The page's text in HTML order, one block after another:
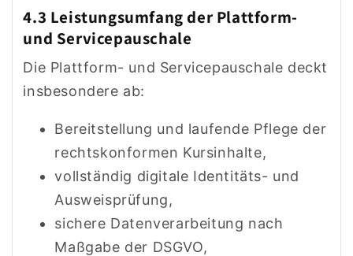
4.3 Leistungsumfang der Plattform-
und Servicepauschale
Die Plattform- und Servicepauschale deckt
insbesondere ab:
Bereitstellung und laufende Pflege der
rechtskonformen Kursinhalte,
vollständig digitale Identitäts- und
Ausweisprüfung,
sichere Datenverarbeitung nach
Maßgabe der DSGVO,